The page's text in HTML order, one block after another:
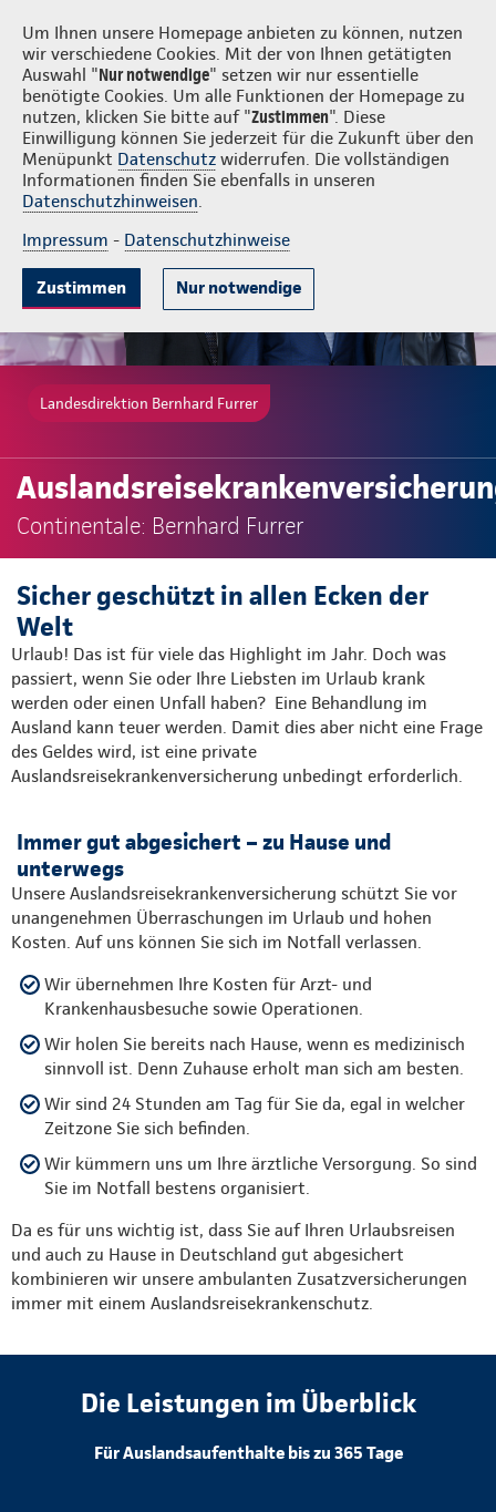
Um Ihnen unsere Homepage anbieten zu können, nutzen
wir verschiedene Cookies. Mit der von Ihnen getätigten
Auswahl "Nur notwendige" setzen wir nur essentielle
benötigte Cookies. Um alle Funktionen der Homepage zu
nutzen, klicken Sie bitte auf "Zustimmen". Diese
Einwilligung können Sie jederzeit für die Zukunft über den
Menüpunkt Datenschutz widerrufen. Die vollständigen
Informationen finden Sie ebenfalls in unseren
Datenschutzhinweisen.
Impressum - Datenschutzhinweise
Zustimmen Nur notwendige
Bernhard Furrer Login
Gute Gründe Tarife & Leistungen Wissenswertes Beratung &
Landesdirektion Bernhard Furrer
Continentale: Bernhard Furrer
Sicher geschützt in allen Ecken der
Welt
Urlaub! Das ist für viele das Highlight im Jahr. Doch was
passiert, wenn Sie oder Ihre Liebsten im Urlaub krank
werden oder einen Unfall haben? Eine Behandlung im
Ausland kann teuer werden. Damit dies aber nicht eine Frage
des Geldes wird, ist eine private
Auslandsreisekrankenversicherung unbedingt erforderlich.
Immer gut abgesichert – zu Hause und
unterwegs
Unsere Auslandsreisekrankenversicherung schützt Sie vor
unangenehmen Überraschungen im Urlaub und hohen
Kosten. Auf uns können Sie sich im Notfall verlassen.
Wir übernehmen Ihre Kosten für Arzt- und
Krankenhausbesuche sowie Operationen.
Wir holen Sie bereits nach Hause, wenn es medizinisch
sinnvoll ist. Denn Zuhause erholt man sich am besten.
Wir sind 24 Stunden am Tag für Sie da, egal in welcher
Zeitzone Sie sich befinden.
Wir kümmern uns um Ihre ärztliche Versorgung. So sind
Sie im Notfall bestens organisiert.
Da es für uns wichtig ist, dass Sie auf Ihren Urlaubsreisen
und auch zu Hause in Deutschland gut abgesichert
kombinieren wir unsere ambulanten Zusatzversicherungen
immer mit einem Auslandsreisekrankenschutz.
Die Leistungen im Überblick
Für Auslandsaufenthalte bis zu 365 Tage